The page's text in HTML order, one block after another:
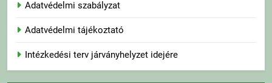
Adatvédelmi szabályzat
Adatvédelmi tájékoztató
Intézkedési terv járványhelyzet idejére